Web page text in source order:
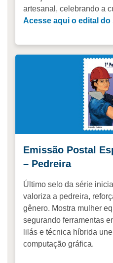
artesanal, celebrando a
Acesse aqui o edital do
Emissão Postal
– Pedreira
Último selo da série
valoriza a pedreira,
gênero. Mostra mulher
segurando ferramentas
lilás e técnica híbrida
computação gráfica.